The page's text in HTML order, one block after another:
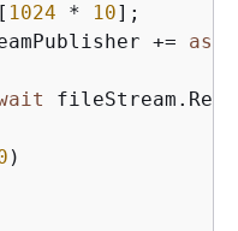
[ 1024 * 10];
+=
)